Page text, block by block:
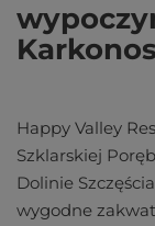
Happy Valley
Szklarskiej
Dolinie
wygodne